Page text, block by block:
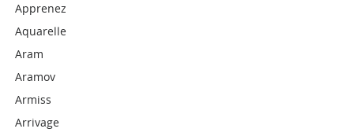
Apprenez
Aquarelle
Aram
Aramov
Armiss
Arrivage